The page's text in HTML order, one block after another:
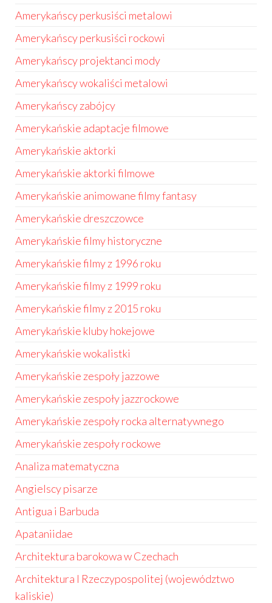
Amerykańscy perkusiści metalowi
Amerykańscy perkusiści rockowi
Amerykańscy projektanci mody
Amerykańscy wokaliści metalowi
Amerykańscy zabójcy
Amerykańskie adaptacje filmowe
Amerykańskie aktorki
Amerykańskie aktorki filmowe
Amerykańskie animowane filmy fantasy
Amerykańskie dreszczowce
Amerykańskie filmy historyczne
Amerykańskie filmy z 1996 roku
Amerykańskie filmy z 1999 roku
Amerykańskie filmy z 2015 roku
Amerykańskie kluby hokejowe
Amerykańskie wokalistki
Amerykańskie zespoły jazzowe
Amerykańskie zespoły jazzrockowe
Amerykańskie zespoły rocka alternatywnego
Amerykańskie zespoły rockowe
Analiza matematyczna
Angielscy pisarze
Antigua i Barbuda
Apataniidae
Architektura barokowa w Czechach
Architektura I Rzeczypospolitej (województwo
kaliskie)